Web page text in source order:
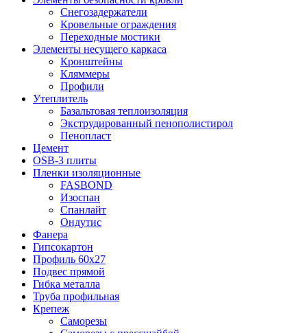
Снегозадержатели
Кровельные ограждения
Переходные мостики
Элементы несущего каркаса
Кронштейны
Кляммеры
Профили
Утеплитель
Базальтовая теплоизоляция
Экструдированный пенополистирол
Пенопласт
Цемент
OSB-3 плиты
Пленки изоляционные
FASBOND
Изоспан
Спанлайт
Ондутис
Фанера
Гипсокартон
Профиль 60х27
Подвес прямой
Гибка металла
Труба профильная
Крепеж
Саморезы